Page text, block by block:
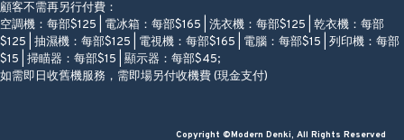
顧客不需再另行付費：
空調機：每部$125 | 電冰箱：每部$165 | 洗衣機：每部$125 | 乾衣機：每部
$125 | 抽濕機：每部$125 | 電視機：每部$165 | 電腦：每部$15 | 列印機：每部
$15 | 掃瞄器：每部$15 | 顯示器：每部$45;
如需即日收舊機服務，需即場另付收機費 (現金支付)
Copyright ©Modern Denki, All Rights Reserved